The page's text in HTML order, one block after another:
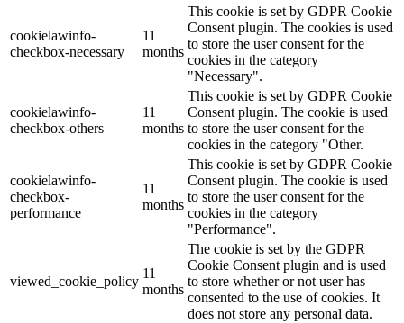
cookielawinfo-
checkbox-necessary
11
months
This cookie is set by GDPR Cookie
Consent plugin. The cookies is used
to store the user consent for the
cookies in the category
"Necessary".
cookielawinfo-
checkbox-others
11
months
This cookie is set by GDPR Cookie
Consent plugin. The cookie is used
to store the user consent for the
cookies in the category "Other.
cookielawinfo-
checkbox-
performance
11
months
This cookie is set by GDPR Cookie
Consent plugin. The cookie is used
to store the user consent for the
cookies in the category
"Performance".
viewed_cookie_policy
11
months
The cookie is set by the GDPR
Cookie Consent plugin and is used
to store whether or not user has
consented to the use of cookies. It
does not store any personal data.